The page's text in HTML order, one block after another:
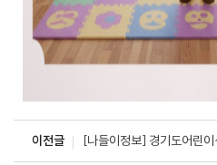
이전글 [나들이정보] 경기도어린